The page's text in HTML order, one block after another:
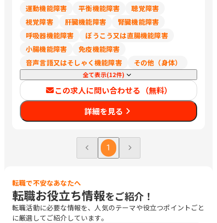
運動機能障害
平衡機能障害
聴覚障害
視覚障害
肝臓機能障害
腎臓機能障害
呼吸器機能障害
ぼうこう又は直腸機能障害
小腸機能障害
免疫機能障害
音声言語又はそしゃく機能障害
その他（身体）
全て表示(12件)
この求人に問い合わせる（無料）
詳細を見る
1
転職で不安なあなたへ
転職お役立ち情報をご紹介！
転職活動に必要な情報を、人気のテーマや役立つポイントごと
に厳選してご紹介しています。